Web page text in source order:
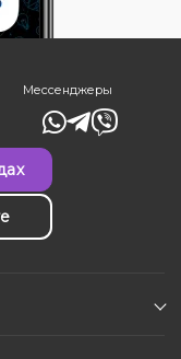
Мессенджеры